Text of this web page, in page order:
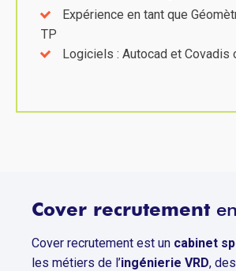
Expérience en tant que
TP
Logiciels : Autocad et Covadis
Cover recrutement
Cover recrutement est un cabinet
les métiers de l’ingénierie VRD, des